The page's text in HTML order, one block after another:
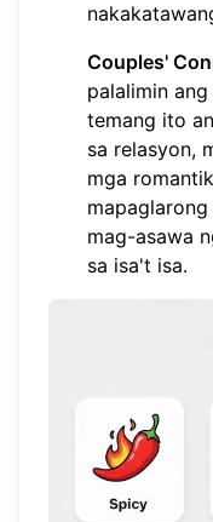
Couples'
palalimin
temang ito
sa relasyon,
mga
mag-asawa
sa isa't isa.